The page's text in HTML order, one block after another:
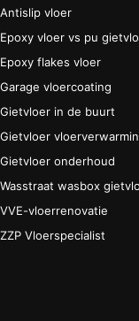
Antislip vloer
Epoxy vloer vs pu
Epoxy flakes vloer
Garage vloercoating
Gietvloer in de buurt
Gietvloer
Gietvloer onderhoud
Wasstraat wasbox
VVE-vloerrenovatie
ZZP Vloerspecialist